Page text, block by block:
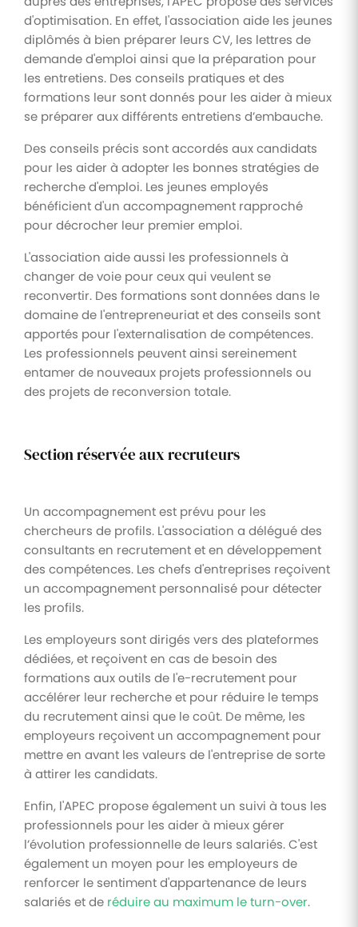
d'optimisation. En effet, l'association aide les jeunes
diplômés à bien préparer leurs CV, les lettres de
demande d'emploi ainsi que la préparation pour
les entretiens. Des conseils pratiques et des
formations leur sont donnés pour les aider à mieux
se préparer aux différents entretiens d’embauche.
Des conseils précis sont accordés aux candidats
pour les aider à adopter les bonnes stratégies de
recherche d'emploi. Les jeunes employés
bénéficient d'un accompagnement rapproché
pour décrocher leur premier emploi.
L'association aide aussi les professionnels à
changer de voie pour ceux qui veulent se
reconvertir. Des formations sont données dans le
domaine de l'entrepreneuriat et des conseils sont
apportés pour l'externalisation de compétences.
Les professionnels peuvent ainsi sereinement
entamer de nouveaux projets professionnels ou
des projets de reconversion totale.
Section réservée aux recruteurs
Un accompagnement est prévu pour les
chercheurs de profils. L'association a délégué des
consultants en recrutement et en développement
des compétences. Les chefs d'entreprises reçoivent
un accompagnement personnalisé pour détecter
les profils.
Les employeurs sont dirigés vers des plateformes
dédiées, et reçoivent en cas de besoin des
formations aux outils de l'e-recrutement pour
accélérer leur recherche et pour réduire le temps
du recrutement ainsi que le coût. De même, les
employeurs reçoivent un accompagnement pour
mettre en avant les valeurs de l'entreprise de sorte
à attirer les candidats.
Enfin, l'APEC propose également un suivi à tous les
professionnels pour les aider à mieux gérer
l’évolution professionnelle de leurs salariés. C'est
également un moyen pour les employeurs de
renforcer le sentiment d'appartenance de leurs
salariés et de réduire au maximum le turn-over.